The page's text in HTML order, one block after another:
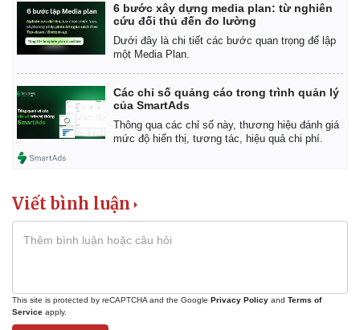
Tin nóng
Tư vấn luật
Việt Nam
6 bước xây dựng media plan: từ nghiên
cứu đối thủ đến đo lường
Dưới đây là chi tiết các bước quan trọng để lập
một Media Plan.
Các chỉ số quảng cáo trong trình quản lý
của SmartAds
Thông qua các chỉ số này, thương hiệu đánh giá
mức độ hiển thị, tương tác, hiệu quả chi phí.
Viết bình luận
This site is protected by reCAPTCHA and the Google Privacy Policy and Terms of
Service apply.